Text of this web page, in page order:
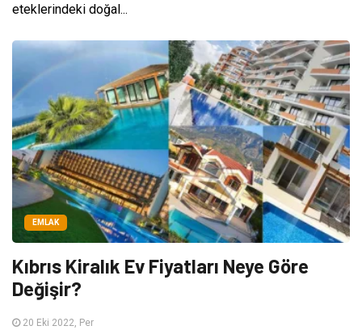
eteklerindeki doğal...
EMLAK
Kıbrıs Kiralık Ev Fiyatları Neye Göre
Değişir?
20 Eki 2022, Per